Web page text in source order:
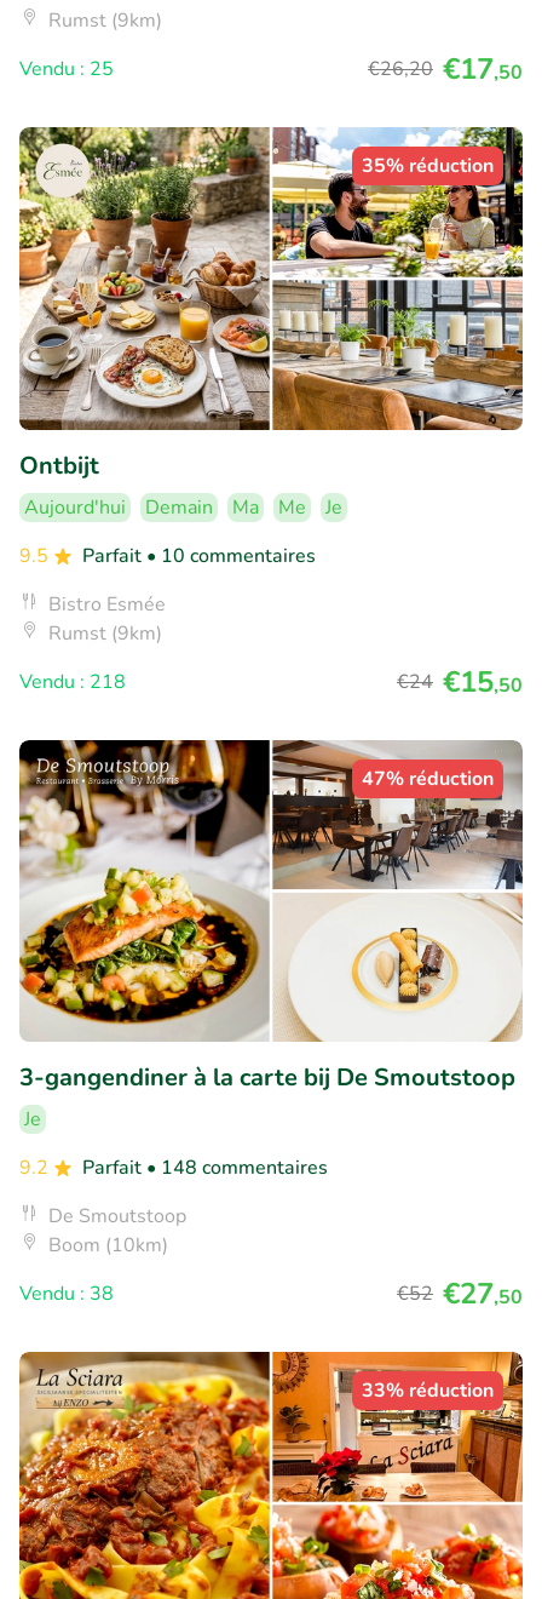
Rumst (9km)
Vendu : 25
€26,20 €17,50
35% réduction
Ontbijt
Aujourd'hui Demain Ma Me
Je
9.5
Parfait • 10 commentaires
Bistro Esmée
Rumst (9km)
Vendu : 218
€24 €15,50
47% réduction
3-gangendiner à la carte bij De Smoutstoop
Je
9.2
Parfait • 148 commentaires
De Smoutstoop
Boom (10km)
Vendu : 38
€52 €27,50
33% réduction